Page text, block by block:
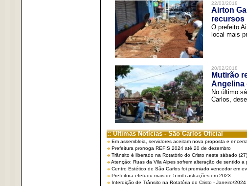
22/03/2018
Airton
recursos
O prefeito
local mais
20/02/2018
Mutirão
Angelina
No último
Carlos,
:: Últimas Notícias - São Carlos Oficial
Em assembleia, servidores aceitam nova proposta e
Prefeitura prorroga REFIS 2024 até 20 de dezembro
Trânsito é liberado na Rotatório do Cristo neste sábado (27)
Atenção: Ruas da Vila Alpes sofrem alteração de sentido a
Centro Estético de São Carlos foi premiado vencedor em
Prefeitura efetuou mais de 5 mil castrações em 2023
Interdição de Trânsito na Rotatória do Cristo - Janeiro/2024